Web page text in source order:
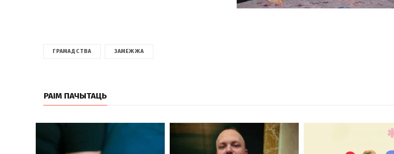
ГРАМАДСТВА ЗАМЕЖЖА
РАІМ ПАЧЫТАЦЬ